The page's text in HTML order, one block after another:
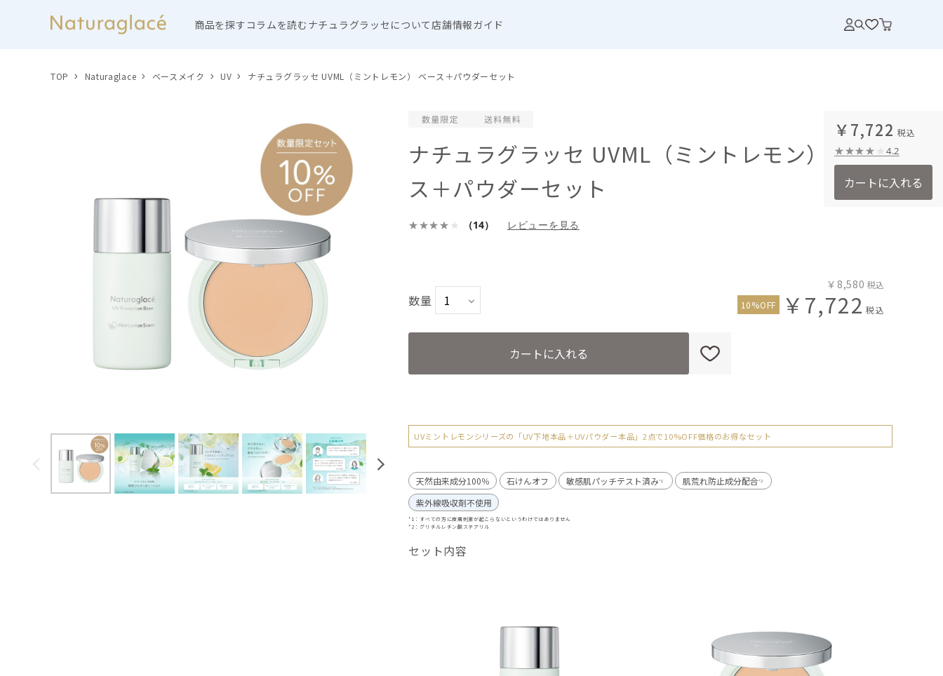
商品を探すコラムを読むナチュラグラッセについて 店舗情報ガイド
TOP Naturaglace ベースメイク UV ナチュラグラッセ UVML（ミントレモン） ベース＋パウダーセット
ナチュラグラッセ UVML（ミントレモン） ベー
ス＋パウダーセット
数量
￥8,580
￥7,722
10%OFF
（14） レビューを見る
カートに入れる
UVミントレモンシリーズの「UV下地本品＋UVパウダー本品」2点で10%OFF価格のお得なセット
天然由来成分100％ 石けんオフ 敏感肌パッチテスト済み*1 肌荒れ防止成分配合*2
紫外線吸収剤不使用
*1：すべての方に皮膚刺激が起こらないというわけではありません
*2：グリチルレチン酸ステアリル
セット内容
￥7,722
4.2
カートに入れる